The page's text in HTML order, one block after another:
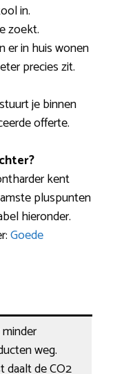
in.
zoekt.
er in huis wonen
precies zit.
je binnen
offerte.
kent
pluspunten
hieronder.
Goede
weg.
daalt de CO2